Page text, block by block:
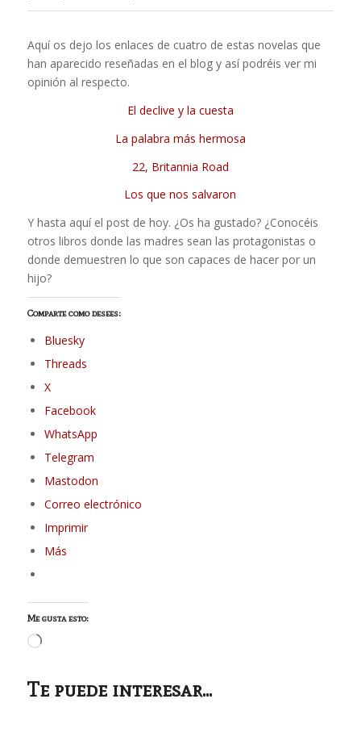
Aquí os dejo los enlaces de cuatro de estas novelas que
han aparecido reseñadas en el blog y así podréis ver mi
opinión al respecto.
El declive y la cuesta
La palabra más hermosa
22, Britannia Road
Los que nos salvaron
Y hasta aquí el post de hoy. ¿Os ha gustado? ¿Conocéis
otros libros donde las madres sean las protagonistas o
donde demuestren lo que son capaces de hacer por un
hijo?
Comparte como desees:
Bluesky
Threads
X
Facebook
WhatsApp
Telegram
Mastodon
Correo electrónico
Imprimir
Más
Me gusta esto:
Cargando...
Te puede interesar...